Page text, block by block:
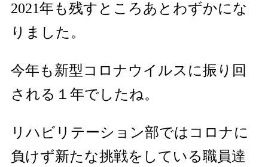
2021年も残すところあとわずかにな
りました。
今年も新型コロナウイルスに振り回
される１年でしたね。
リハビリテーション部ではコロナに
負けず新たな挑戦をしている職員達